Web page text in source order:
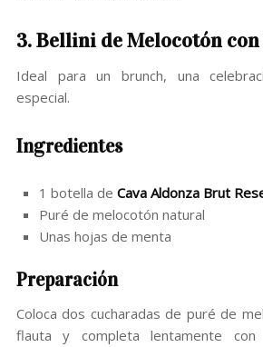
3. Bellini de Melocotón con
Ideal para un brunch, una
especial.
Ingredientes
1 botella de Cava Aldonza Brut
Puré de melocotón natural
Unas hojas de menta
Preparación
Coloca dos cucharadas de puré de
flauta y completa lentamente